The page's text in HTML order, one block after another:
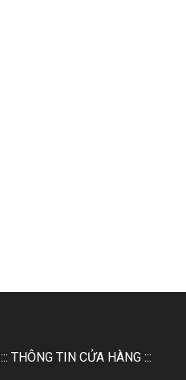
::: THÔNG TIN CỬA HÀNG :::